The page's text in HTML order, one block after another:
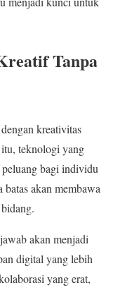
Tanpa
kreativitas
teknologi yang
bagi individu
akan membawa
akan menjadi
digital yang lebih
yang erat,